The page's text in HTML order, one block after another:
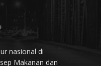
nasional di
Makanan dan